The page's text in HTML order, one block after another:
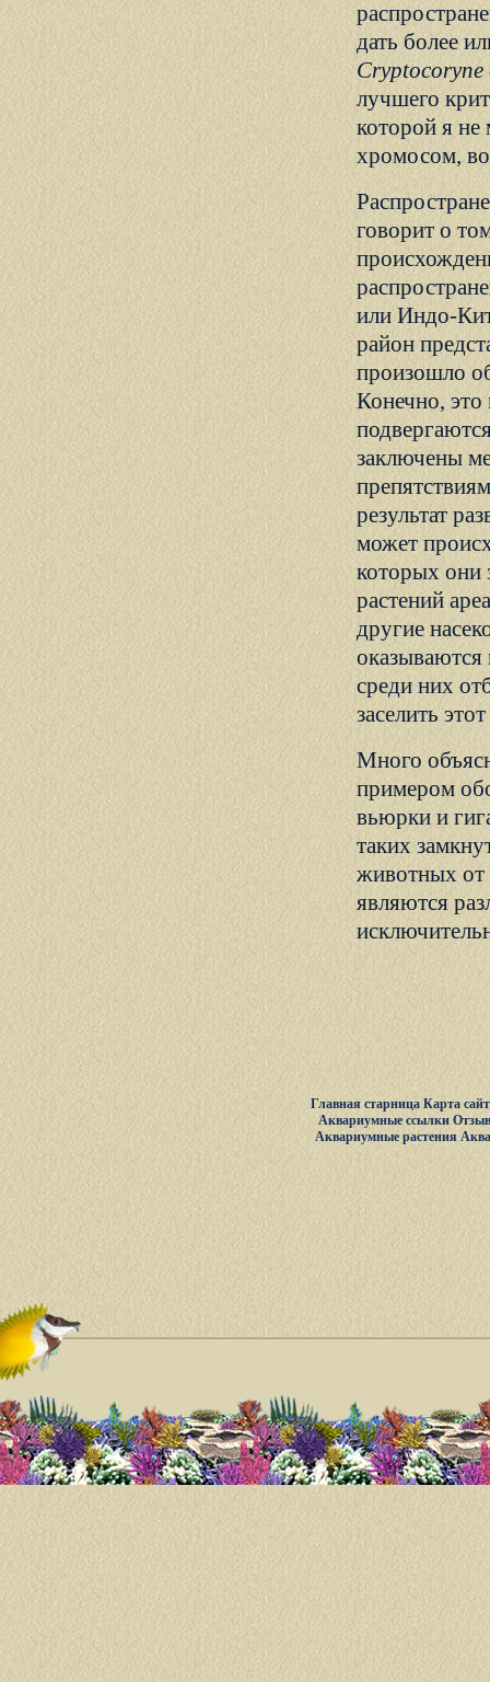
дать более
лучшего
которой я не
хромосом,
говорит о
или Индо-
район
произошло
Конечно, это
заключены
результат
может
которых они
растений
другие
среди них
заселить
Много
примером
вьюрки и
таких
животных от
являются
Главная старница Карта
Аквариумные ссылки
Аквариумные растения